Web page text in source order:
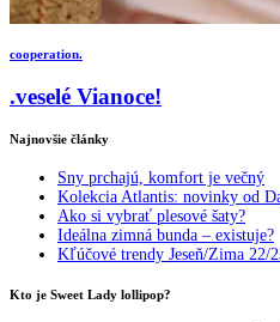
cooperation.
.veselé Vianoce!
Najnovšie články
Sny prchajú, komfort je večný
Kolekcia Atlantis: novinky od
Ako si vybrať plesové šaty?
Ideálna zimná bunda – existuje?
Kľúčové trendy Jeseň/Zima 22/
Kto je Sweet Lady lollipop?